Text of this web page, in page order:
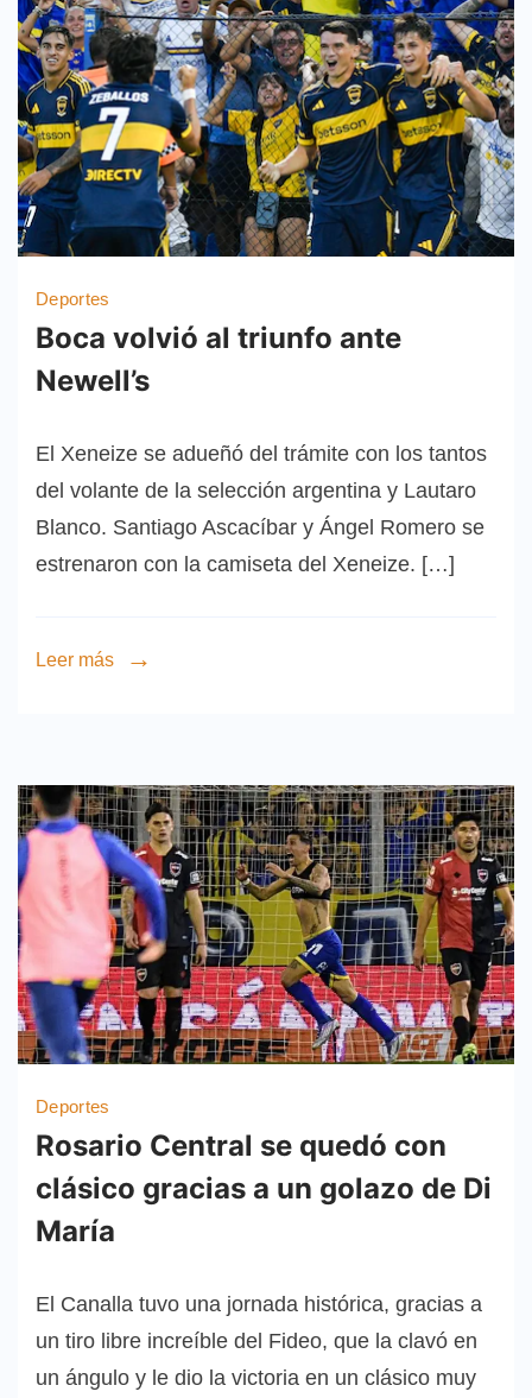
Deportes
Boca volvió al triunfo ante
Newell’s
El Xeneize se adueñó del trámite con los tantos
del volante de la selección argentina y Lautaro
Blanco. Santiago Ascacíbar y Ángel Romero se
estrenaron con la camiseta del Xeneize. […]
Leer más
Deportes
Rosario Central se quedó con
clásico gracias a un golazo de Di
María
El Canalla tuvo una jornada histórica, gracias a
un tiro libre increíble del Fideo, que la clavó en
un ángulo y le dio la victoria en un clásico muy